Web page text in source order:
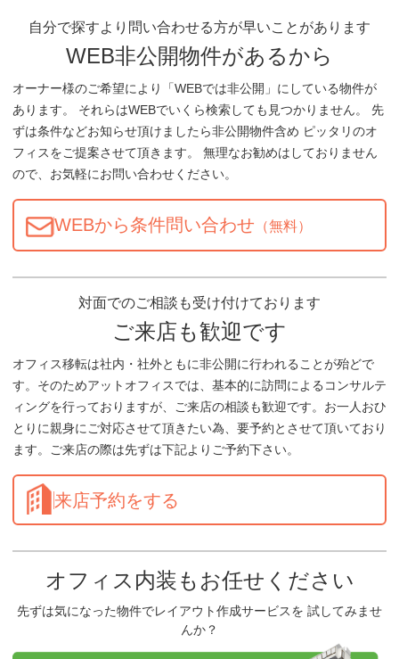
自分で探すより問い合わせる方が早いことがあります
WEB非公開物件があるから
オーナー様のご希望により「WEBでは非公開」にしている物件が
あります。 それらはWEBでいくら検索しても見つかりません。 先
ずは条件などお知らせ頂けましたら非公開物件含め ピッタリのオ
フィスをご提案させて頂きます。 無理なお勧めはしておりません
ので、お気軽にお問い合わせください。
WEBから条件問い合わせ （無料）
対面でのご相談も受け付けております
ご来店も歓迎です
オフィス移転は社内・社外ともに非公開に行われることが殆どで
す。そのためアットオフィスでは、基本的に訪問によるコンサルテ
ィングを行っておりますが、ご来店の相談も歓迎です。お一人おひ
とりに親身にご対応させて頂きたい為、要予約とさせて頂いており
ます。ご来店の際は先ずは下記よりご予約下さい。
来店予約をする
オフィス内装もお任せください
先ずは気になった物件でレイアウト作成サービスを 試してみませ
んか？